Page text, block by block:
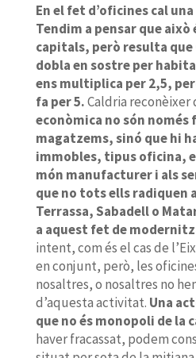
En el fet d’oficines cal
Tendim a pensar que això
capitals, però resulta que
dobla en sostre per
ens multiplica per 2,5,
fa per 5.Caldria reconèixer
econòmica no són només
magatzems, sinó que hi
immobles, tipus oficina,
món manufacturer i als
que no tots ells radiquen
Terrassa, Sabadell o
a aquest fet de
intent, com és el cas de
en conjunt, però, les
nosaltres, o nosaltres no
d’aquesta activitat. Una
que no és monopoli de la
haver fracassat, podem